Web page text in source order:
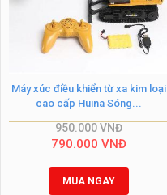
Máy xúc điều khiển từ xa kim loại
cao cấp Huina Sóng...
950.000VNĐ
790.000 VNĐ
MUA NGAY